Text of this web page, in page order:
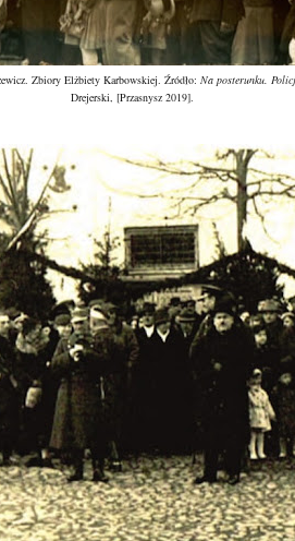
Zbiory Elżbiety Karbowskiej. Źródło: Na posterunku.
Drejerski, [Przasnysz 2019].